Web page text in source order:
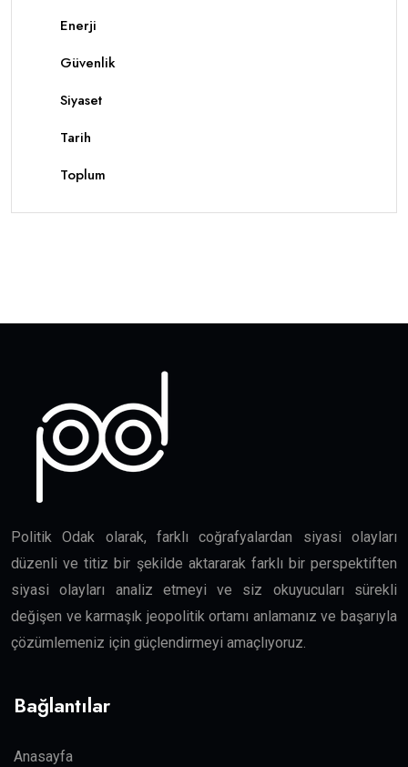
Enerji
Güvenlik
Siyaset
Tarih
Toplum
Politik Odak olarak, farklı coğrafyalardan siyasi olayları
düzenli ve titiz bir şekilde aktararak farklı bir perspektiften
siyasi olayları analiz etmeyi ve siz okuyucuları sürekli
değişen ve karmaşık jeopolitik ortamı anlamanız ve başarıyla
çözümlemeniz için güçlendirmeyi amaçlıyoruz.
Bağlantılar
Anasayfa